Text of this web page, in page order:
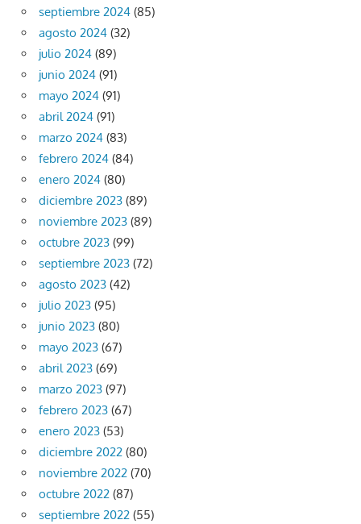
septiembre 2024 (85)
agosto 2024 (32)
julio 2024 (89)
junio 2024 (91)
mayo 2024 (91)
abril 2024 (91)
marzo 2024 (83)
febrero 2024 (84)
enero 2024 (80)
diciembre 2023 (89)
noviembre 2023 (89)
octubre 2023 (99)
septiembre 2023 (72)
agosto 2023 (42)
julio 2023 (95)
junio 2023 (80)
mayo 2023 (67)
abril 2023 (69)
marzo 2023 (97)
febrero 2023 (67)
enero 2023 (53)
diciembre 2022 (80)
noviembre 2022 (70)
octubre 2022 (87)
septiembre 2022 (55)